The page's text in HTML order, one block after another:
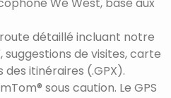
We West, basé aux
détaillé incluant notre
suggestions de visites, carte
itinéraires (.GPX).
sous caution. Le GPS